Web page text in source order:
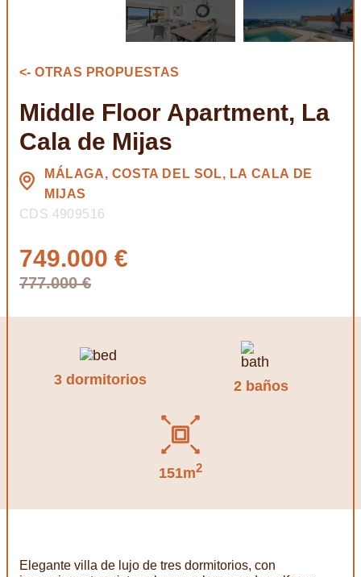
<- OTRAS PROPUESTAS
Middle Floor Apartment, La
Cala de Mijas
MÁLAGA, COSTA DEL SOL, LA CALA DE
MIJAS
CDS 4909516
749.000 €
777.000 €
3 dormitorios 2 baños
151m2
Elegante villa de lujo de tres dormitorios, con